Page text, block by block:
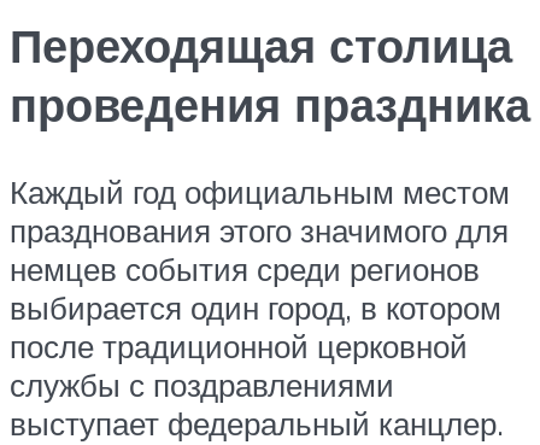
Переходящая столица
проведения праздника
Каждый год официальным местом
празднования этого значимого для
немцев события среди регионов
выбирается один город, в котором
после традиционной церковной
службы с поздравлениями
выступает федеральный канцлер.